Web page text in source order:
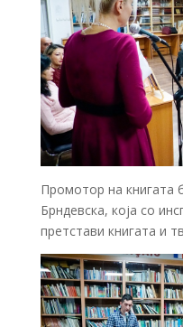
Промотор на книгата
Брндевска, која со
претстави книгата и